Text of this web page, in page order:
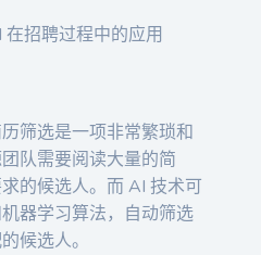
招聘过程中的应用
筛选是一项非常繁琐和
队需要阅读大量的简
的候选人。而 AI 技术可
器学习算法，自动筛选
候选人。